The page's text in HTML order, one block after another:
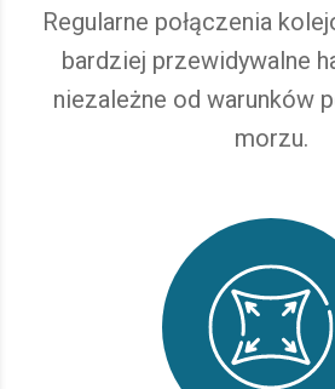
Regularne połączenia
bardziej przewidywalne
niezależne od warunków
morzu.